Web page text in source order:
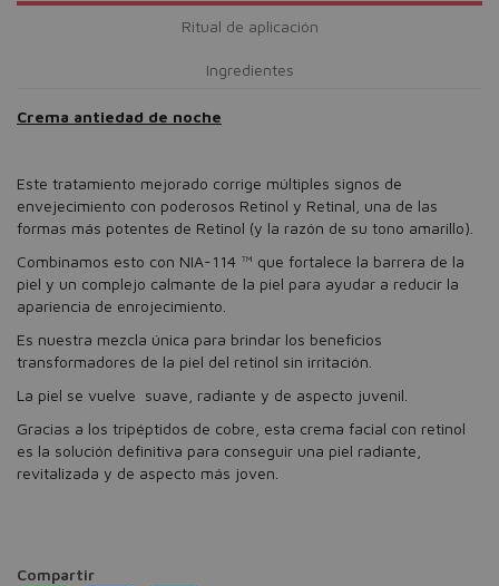
Ritual de aplicación
Ingredientes
Crema antiedad de noche
Este tratamiento mejorado corrige múltiples signos de
envejecimiento con poderosos Retinol y Retinal, una de las
formas más potentes de Retinol (y la razón de su tono amarillo).
Combinamos esto con NIA-114 ™ que fortalece la barrera de la
piel y un complejo calmante de la piel para ayudar a reducir la
apariencia de enrojecimiento.
Es nuestra mezcla única para brindar los beneficios
transformadores de la piel del retinol sin irritación.
La piel se vuelve suave, radiante y de aspecto juvenil.
Gracias a los tripéptidos de cobre, esta crema facial con retinol
es la solución definitiva para conseguir una piel radiante,
revitalizada y de aspecto más joven.
Compartir